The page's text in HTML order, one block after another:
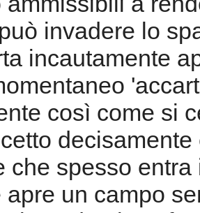
invadere lo
incautamente
così come si
che spesso
apre un campo